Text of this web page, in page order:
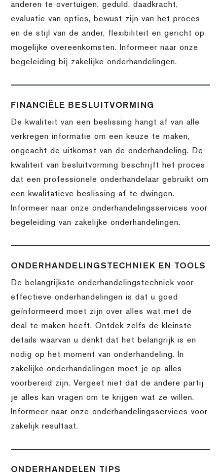
anderen te overtuigen, geduld, daadkracht,
evaluatie van opties, bewust zijn van het proces
en de stijl van de ander, flexibiliteit en gericht op
mogelijke overeenkomsten. Informeer naar onze
begeleiding bij zakelijke onderhandelingen.
FINANCIËLE BESLUITVORMING
De kwaliteit van een beslissing hangt af van alle
verkregen informatie om een keuze te maken,
ongeacht de uitkomst van de onderhandeling. De
kwaliteit van besluitvorming beschrijft het proces
dat een professionele onderhandelaar gebruikt om
een kwalitatieve beslissing af te dwingen.
Informeer naar onze onderhandelingsservices voor
begeleiding van zakelijke onderhandelingen.
ONDERHANDELINGSTECHNIEK EN TOOLS
De belangrijkste onderhandelingstechniek voor
effectieve onderhandelingen is dat u goed
geïnformeerd moet zijn over alles wat met de
deal te maken heeft. Ontdek zelfs de kleinste
details waarvan u denkt dat het belangrijk is en
nodig op het moment van onderhandeling. In
zakelijke onderhandelingen moet je op alles
voorbereid zijn. Vergeet niet dat de andere partij
je alles kan vragen om te krijgen wat ze willen.
Informeer naar onze onderhandelingsservices voor
zakelijk resultaat.
ONDERHANDELEN TIPS